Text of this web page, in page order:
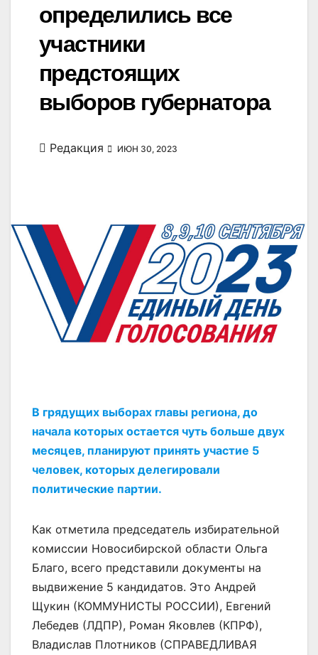
определились все
участники
предстоящих
выборов губернатора
Редакция ИЮН 30, 2023
В грядущих выборах главы региона, до
начала которых остается чуть больше двух
месяцев, планируют принять участие 5
человек, которых делегировали
политические партии.
Как отметила председатель избирательной
комиссии Новосибирской области Ольга
Благо, всего представили документы на
выдвижение 5 кандидатов. Это Андрей
Щукин (КОММУНИСТЫ РОССИИ), Евгений
Лебедев (ЛДПР), Роман Яковлев (КПРФ),
Владислав Плотников (СПРАВЕДЛИВАЯ